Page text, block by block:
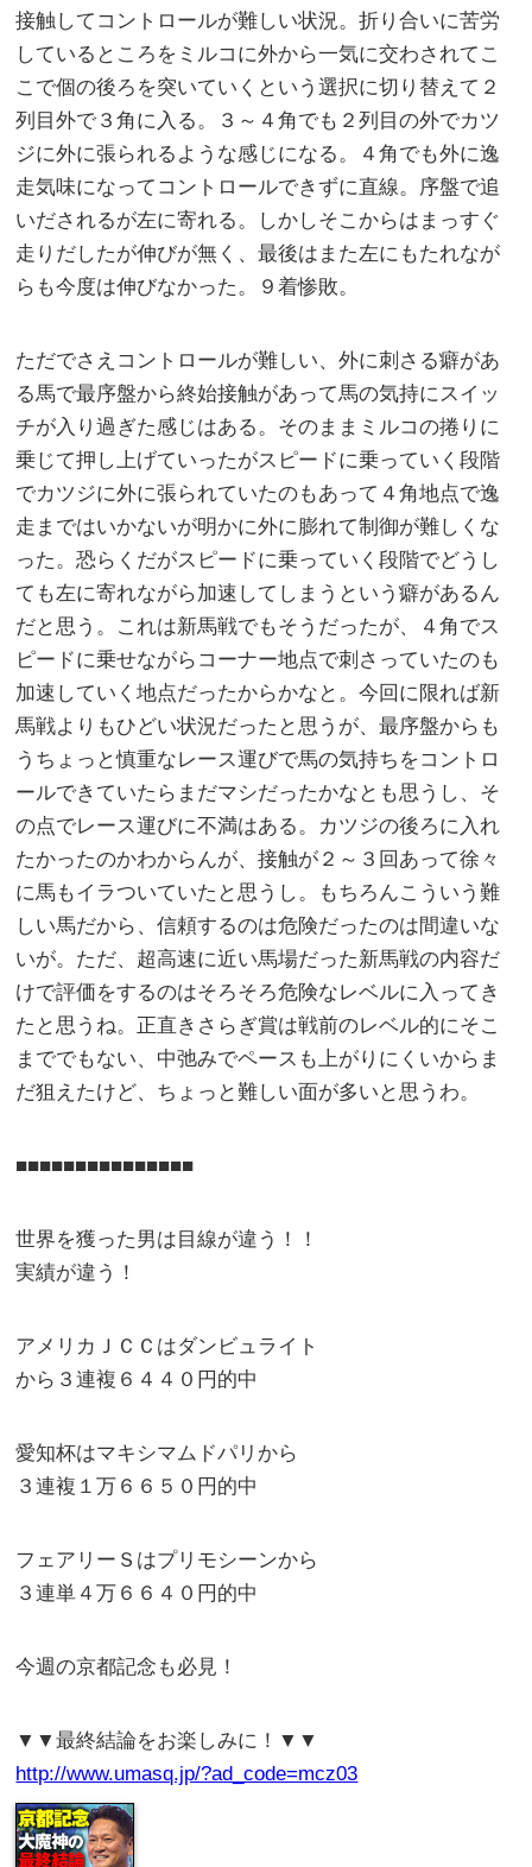
接触してコントロールが難しい状況。折り合いに苦労
しているところをミルコに外から一気に交わされてこ
こで個の後ろを突いていくという選択に切り替えて２
列目外で３角に入る。３～４角でも２列目の外でカツ
ジに外に張られるような感じになる。４角でも外に逸
走気味になってコントロールできずに直線。序盤で追
いだされるが左に寄れる。しかしそこからはまっすぐ
走りだしたが伸びが無く、最後はまた左にもたれなが
らも今度は伸びなかった。９着惨敗。
ただでさえコントロールが難しい、外に刺さる癖があ
る馬で最序盤から終始接触があって馬の気持にスイッ
チが入り過ぎた感じはある。そのままミルコの捲りに
乗じて押し上げていったがスピードに乗っていく段階
でカツジに外に張られていたのもあって４角地点で逸
走まではいかないが明かに外に膨れて制御が難しくな
った。恐らくだがスピードに乗っていく段階でどうし
ても左に寄れながら加速してしまうという癖があるん
だと思う。これは新馬戦でもそうだったが、４角でス
ピードに乗せながらコーナー地点で刺さっていたのも
加速していく地点だったからかなと。今回に限れば新
馬戦よりもひどい状況だったと思うが、最序盤からも
うちょっと慎重なレース運びで馬の気持ちをコントロ
ールできていたらまだマシだったかなとも思うし、そ
の点でレース運びに不満はある。カツジの後ろに入れ
たかったのかわからんが、接触が２～３回あって徐々
に馬もイラついていたと思うし。もちろんこういう難
しい馬だから、信頼するのは危険だったのは間違いな
いが。ただ、超高速に近い馬場だった新馬戦の内容だ
けで評価をするのはそろそろ危険なレベルに入ってき
たと思うね。正直きさらぎ賞は戦前のレベル的にそこ
まででもない、中弛みでペースも上がりにくいからま
だ狙えたけど、ちょっと難しい面が多いと思うわ。
■■■■■■■■■■■■■■■
世界を獲った男は目線が違う！！
実績が違う！
アメリカＪＣＣはダンビュライト
から３連複６４４０円的中
愛知杯はマキシマムドパリから
３連複１万６６５０円的中
フェアリーＳはプリモシーンから
３連単４万６６４０円的中
今週の京都記念も必見！
▼▼最終結論をお楽しみに！▼▼
http://www.umasq.jp/?ad_code=mcz03